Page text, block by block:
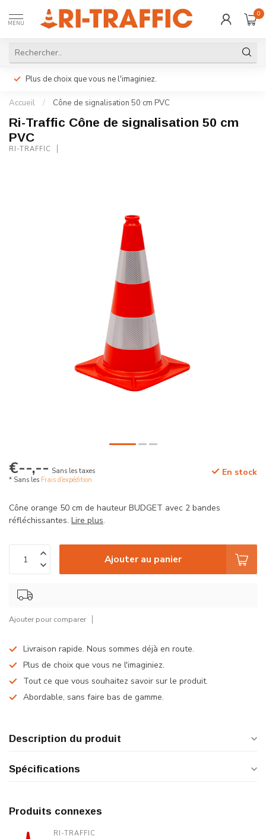
MENU
0
Plus de choix que vous ne l'imaginiez.
Accueil / Cône de signalisation 50 cm PVC
Ri-Traffic Cône de signalisation 50 cm
PVC
RI-TRAFFIC
€--,-- Sans les taxes
* Sans les Frais d'expédition
En stock
Cône orange 50 cm de hauteur BUDGET avec 2 bandes
réfléchissantes. Lire plus.
Ajouter au panier
Ajouter pour comparer
Livraison rapide. Nous sommes déjà en route.
Plus de choix que vous ne l'imaginiez.
Tout ce que vous souhaitez savoir sur le produit.
Abordable, sans faire bas de gamme.
Description du produit
Spécifications
Produits connexes
RI-TRAFFIC